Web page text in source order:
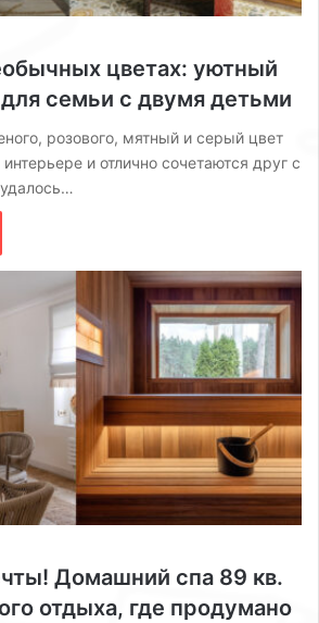
цветах: уютный
семьи с двумя детьми
розового, мятный и серый цвет
и отлично сочетаются друг с
Домашний спа 89 кв.
отдыха, где продумано